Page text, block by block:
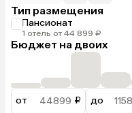
Тип размещения
Пансионат
1 отель от 44 899 ₽
Бюджет на двоих
от ₽ до